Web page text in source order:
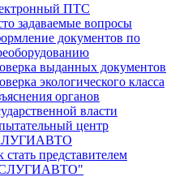
ПТС
задаваемые вопросы
документов по
выданных документов
экологического класса
органов
власти
центр
стать представителем